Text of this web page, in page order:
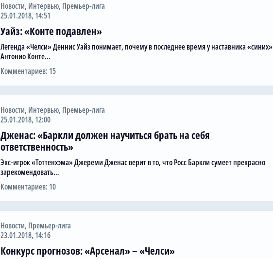
Новости, Интервью, Премьер-лига
25.01.2018, 14:51
Уайз: «Конте подавлен»
Легенда «Челси» Деннис Уайз понимает, почему в последнее время у наставника «синих»
Антонио Конте…
Комментариев: 15
Новости, Интервью, Премьер-лига
25.01.2018, 12:00
Дженас: «Баркли должен научиться брать на себя
ответственность»
Экс-игрок «Тоттенхэма» Джереми Дженас верит в то, что Росс Баркли сумеет прекрасно
зарекомендовать…
Комментариев: 10
Новости, Премьер-лига
23.01.2018, 14:16
Конкурс прогнозов: «Арсенал» – «Челси»